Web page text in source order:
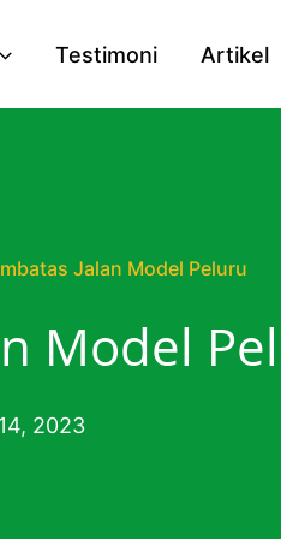
Testimoni Artikel
Jalan Model Peluru
Model
2023